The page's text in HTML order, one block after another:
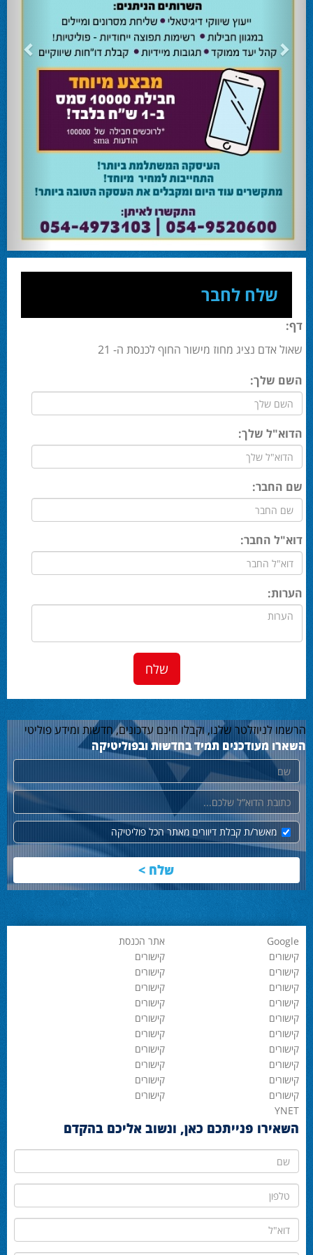
השרה מירי רגב קוראת לבוא ולהצביע ולהשפיע 24.02.24
השרה מירי רגב קוראת לבוא ולהצביע ולהשפיע בבחירות המוניציפליות שיתקיימו ביום
אוהד שגב הפסיד בעכו
עמיחי בן שלוש מקורבו של השר ניר ברקת ניצח את הבחירות בעכו ויכהן כראש העיר.
מחל זכתה במנדט אחד בבאר שבע
עו''ד אמנון כהן שעומד בראש רשימת מחל למועצת העיר זכה במנדט אחד ואילו שמעון
בוקר שהתמודד אף הוא למועצה לא הצליח להיבחר.
המשבר בליכוד העולמי 23.10.24
האם ההסכם של מיקי זוהר מחזק את הימין או השמאל? האם ההסכם חוקי או לא?שמירה
או הדחה? ומה יחליט בעתיד המרכז? עוד שנה בחירות בליכוד העולמי . הכל במגזין
המלא - עמ' 4.
שלח לחבר
דף:
שאול אדם נציג מחוז מישור החוף לכנסת ה- 21
השם שלך:
הדוא"ל שלך:
שם החבר:
דוא"ל החבר:
הערות:
הרשמו לניוזלטר שלנו, וקבלו חינם עדכונים, חדשות ומידע פוליטי
השארו מעודכנים תמיד בחדשות ובפוליטיקה
שם
דוא"ל
מאשר/ת קבלת דיוורים מאתר הכל פוליטיקה
Google אתר הכנסת
YNET
קישורים קישורים
קישורים קישורים
קישורים קישורים
קישורים קישורים
קישורים קישורים
קישורים קישורים
קישורים קישורים
קישורים קישורים
קישורים קישורים
קישורים קישורים
השאירו פנייתכם כאן, ונשוב אליכם בהקדם
שם
טלפון
דוא"ל